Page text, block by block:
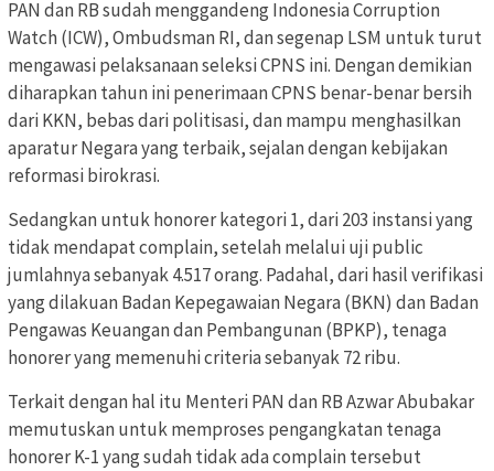
PAN dan RB sudah menggandeng Indonesia Corruption
Watch (ICW), Ombudsman RI, dan segenap LSM untuk turut
mengawasi pelaksanaan seleksi CPNS ini. Dengan demikian
diharapkan tahun ini penerimaan CPNS benar-benar bersih
dari KKN, bebas dari politisasi, dan mampu menghasilkan
aparatur Negara yang terbaik, sejalan dengan kebijakan
reformasi birokrasi.
Sedangkan untuk honorer kategori 1, dari 203 instansi yang
tidak mendapat complain, setelah melalui uji public
jumlahnya sebanyak 4.517 orang. Padahal, dari hasil verifikasi
yang dilakuan Badan Kepegawaian Negara (BKN) dan Badan
Pengawas Keuangan dan Pembangunan (BPKP), tenaga
honorer yang memenuhi criteria sebanyak 72 ribu.
Terkait dengan hal itu Menteri PAN dan RB Azwar Abubakar
memutuskan untuk memproses pengangkatan tenaga
honorer K-1 yang sudah tidak ada complain tersebut